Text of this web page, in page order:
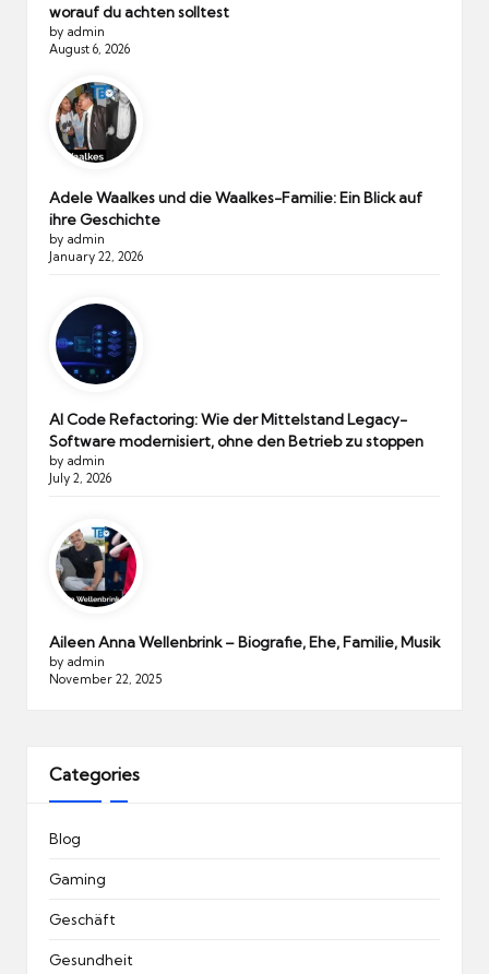
worauf du achten solltest
by admin
August 6, 2026
Adele Waalkes und die Waalkes-Familie: Ein Blick auf
ihre Geschichte
by admin
January 22, 2026
AI Code Refactoring: Wie der Mittelstand Legacy-
Software modernisiert, ohne den Betrieb zu stoppen
by admin
July 2, 2026
Aileen Anna Wellenbrink – Biografie, Ehe, Familie, Musik
by admin
November 22, 2025
Categories
Blog
Gaming
Geschäft
Gesundheit